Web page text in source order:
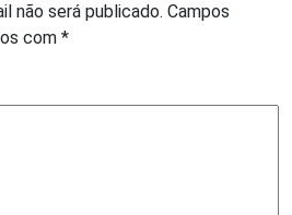
não será publicado. Campos
com *